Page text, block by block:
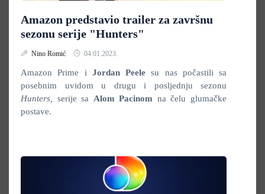
Amazon predstavio trailer za završnu
sezonu serije "Hunters"
Nino Romić 04.01.2023.
Amazon Prime i Jordan Peelesu nas počastili sa
posebnim uvidom u drugu i posljednju sezonu
Hunters, serije sa Alom Pacinom na čelu glumačke
postave.